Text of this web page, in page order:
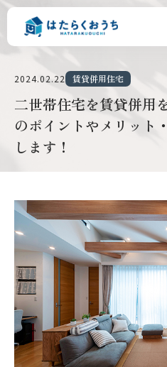
ライフスタイル派
はたらくおうちとは
選ばれる理由
賃貸併用住宅とは
会社情報
会社案内
スタッフ紹介
2024.02.22 賃貸併用住宅
二世帯住宅を賃貸併用
のポイントやメリット
します！